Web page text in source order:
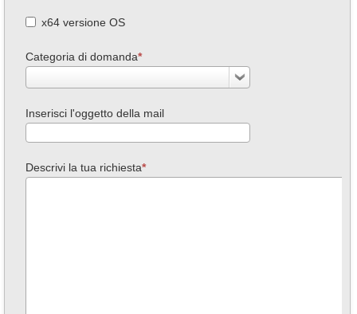
x64 versione OS
Categoria di domanda
Inserisci l'oggetto della mail
Descrivi la tua richiesta